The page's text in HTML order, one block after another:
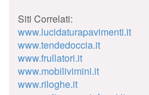
Siti Correlati:
www.lucidaturapavimenti.it
www.tendedoccia.it
www.frullatori.it
www.mobilivimini.it
www.riloghe.it